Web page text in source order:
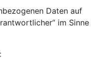
Daten auf
im Sinne